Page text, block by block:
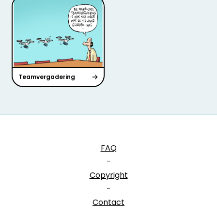
Teamvergadering
FAQ
-
Copyright
-
Contact